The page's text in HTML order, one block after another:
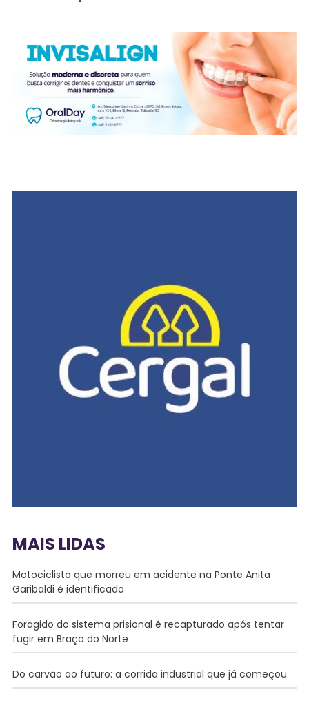
MAIS LIDAS
Motociclista que morreu em acidente na Ponte Anita
Garibaldi é identificado
Foragido do sistema prisional é recapturado após tentar
fugir em Braço do Norte
Do carvão ao futuro: a corrida industrial que já começou